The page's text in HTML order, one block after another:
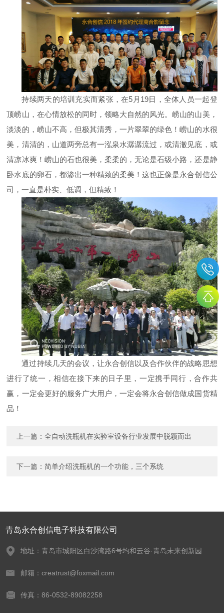
持续两天的培训充实而紧张，在5月19日，全体人员一起登
顶崂山，在心情放松的同时，领略大自然的风光。崂山的山美，
淡淡的，崂山不高，但极其清秀，一片翠翠的绿色！崂山的水很
美，清清的，山道两旁总有一泓泉水潺潺流过，或清澈见底，或
清凉冰爽！崂山的石也很美，柔柔的，无论是石级小路，还是静
卧水底的卵石，都渗出一种精致的柔美！这也正像是永合创信公
司，一直是朴实、低调，但精致！
通过持续几天的会议，让永合创信以及合作伙伴的战略思想
进行了统一，相信在接下来的日子里，一定携手同行，合作共
赢，一定会更好的服务广大用户，一定会将永合创信做成国货精
品！
上一篇：全自动洗瓶机在实验室设备行业发展中脱颖而出
下一篇：简单介绍洗瓶机的一个功能，三个系统
青岛永合创信电子科技有限公司
地址：青岛市城阳区白沙湾路6号均和云谷·青岛未来创新园
邮箱：creatrust@foxmail.com
传真：86-0532-89082258